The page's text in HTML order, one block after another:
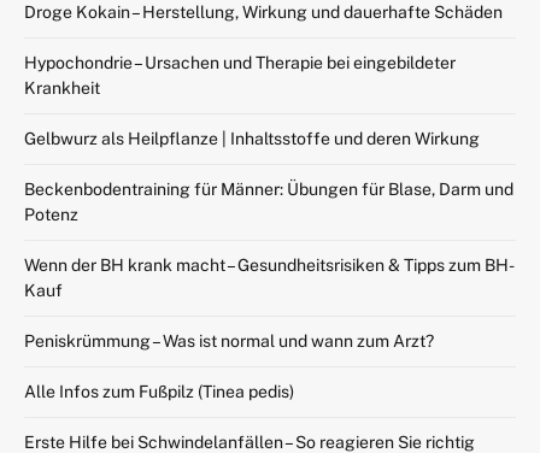
Droge Kokain – Herstellung, Wirkung und dauerhafte Schäden
Hypochondrie – Ursachen und Therapie bei eingebildeter
Krankheit
Gelbwurz als Heilpflanze | Inhaltsstoffe und deren Wirkung
Beckenbodentraining für Männer: Übungen für Blase, Darm und
Potenz
Wenn der BH krank macht – Gesundheitsrisiken & Tipps zum BH-
Kauf
Peniskrümmung – Was ist normal und wann zum Arzt?
Alle Infos zum Fußpilz (Tinea pedis)
Erste Hilfe bei Schwindelanfällen – So reagieren Sie richtig